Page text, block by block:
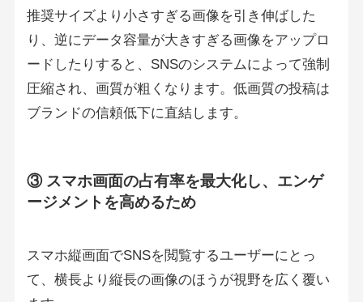
推奨サイズより小さすぎる画像を引き伸ばした
り、逆にデータ容量が大きすぎる画像をアップロ
ードしたりすると、SNSのシステムによって強制
圧縮され、画質が粗くなります。低画質の投稿は
ブランドの信頼低下に直結します。
③ スマホ画面の占有率を最大化し、エンゲ
ージメントを高めるため
スマホ縦画面でSNSを閲覧するユーザーにとっ
て、横長より縦長の画像のほうが視野を広く覆い